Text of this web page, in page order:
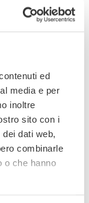
ed
media e per
inoltre
sito con i
dati web,
combinarle
o che hanno
c’è un
piume